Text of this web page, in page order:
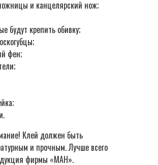
и канцелярский нож;
будут крепить обивку;
фен;
Клей должен быть
и прочным. Лучше всего
фирмы «МАН».